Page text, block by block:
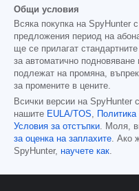
Общи условия
Всяка покупка на SpyHunter
предложения период на
ще се прилагат
за автоматично
подлежат на промяна,
за промените в цените.
Всички версии на SpyHunter
нашите EULA/TOS Политика
Условия за отстъпки . Моля,
за оценка на заплахите . Ако
SpyHunter, научете как